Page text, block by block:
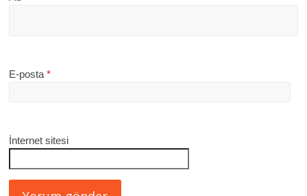
E-posta*
İnternet sitesi